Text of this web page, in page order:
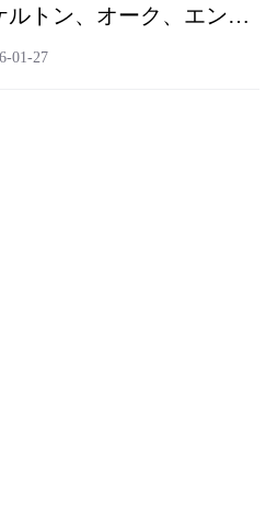
トン、オーク、エント
01-27